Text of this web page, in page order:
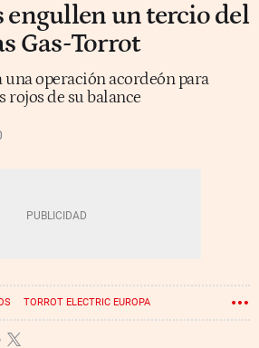
engullen un tercio del
Gas-Torrot
operación acordeón para
rojos de su balance
TORROT ELECTRIC EUROPA